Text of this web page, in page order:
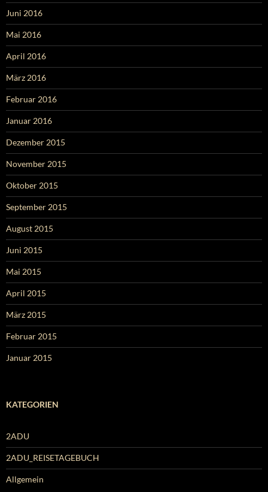
Juni 2016
Mai 2016
April 2016
März 2016
Februar 2016
Januar 2016
Dezember 2015
November 2015
Oktober 2015
September 2015
August 2015
Juni 2015
Mai 2015
April 2015
März 2015
Februar 2015
Januar 2015
KATEGORIEN
2ADU
2ADU_REISETAGEBUCH
Allgemein